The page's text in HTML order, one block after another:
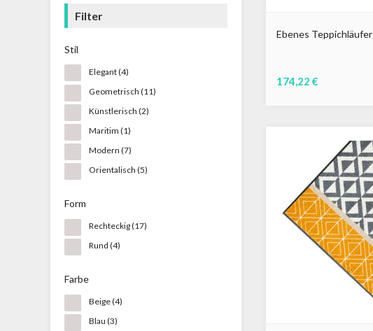
Filter
Stil
Elegant(4)
Geometrisch (11)
Künstlerisch (2)
Maritim (1)
Modern (7)
Orientalisch (5)
Form
Rechteckig(17)
Rund (4)
Farbe
Beige(4)
Blau (3)
Ebenes Teppichläufer
174,22 €